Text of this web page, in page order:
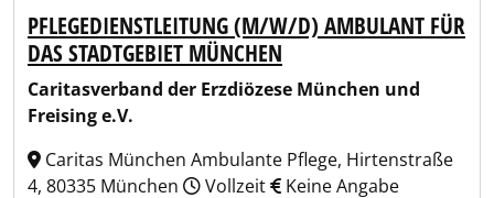
PFLEGEDIENSTLEITUNG (M/W/D) AMBULANT FÜR
DAS STADTGEBIET MÜNCHEN
Caritasverband der Erzdiözese München und
Freising e.V.
Caritas München Ambulante Pflege, Hirtenstraße
4, 80335 München
Vollzeit Keine Angabe